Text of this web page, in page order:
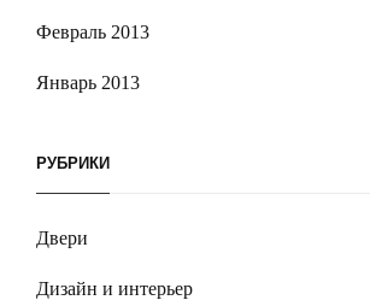
Февраль 2013
Январь 2013
РУБРИКИ
Двери
Дизайн и интерьер